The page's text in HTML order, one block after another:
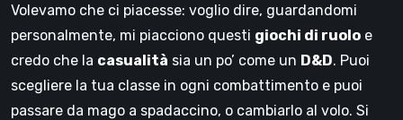
Volevamo che ci piacesse: voglio dire, guardandomi
personalmente, mi piacciono questi giochi di ruolo e
credo che la casualità sia un po’ come un D&D. Puoi
scegliere la tua classe in ogni combattimento e puoi
passare da mago a spadaccino, o cambiarlo al volo. Si